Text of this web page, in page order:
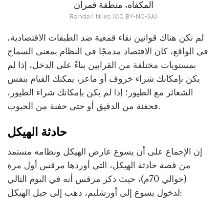
المكفاه، منطقة قمران
Randall Niles (CC BY-NC-SA)
لم تكن هناك قوانين نقاء قمعية ضد الطبقات الاقتصادية،
في الواقع، كان الاقتصاد مدمجًا في النظام بمعنى السماح
بمستويات مختلفة من القرابين بناءً على الدخل، إذا لم
يكن بإمكانك شراء خروف أو ماعز، يمكنك القيام بنفس
الشعائر مع الطيور؛ إذا لم يكن بإمكانك شراء الطيور،
فحفنة من الدقيق أو حتى حفنة من الحبوب.
حادثة الهيكل
إن الإجماع على أن يسوع عارض الهيكل ونظامه مستمد
من قصة حادثة الهيكل، التي أوردها مرقس أول مرة
(حوالي 70م)، حيث ذكر مرقس أنه في اليوم التالي
لدخول يسوع إلى أورشليم، ذهب إلى جبل الهيكل: